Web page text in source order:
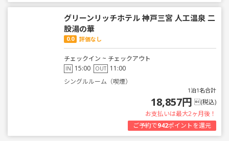
グリーンリッチホテル 神戸三宮 人工温泉 二
股湯の華
0.0 評価なし
チェックイン ~ チェックアウト
IN 15:00 OUT 11:00
シングルルーム（喫煙）
1泊1名合計
18,857円 (税込)
お支払いは最大2ヶ月後！
ご予約で942ポイントを還元